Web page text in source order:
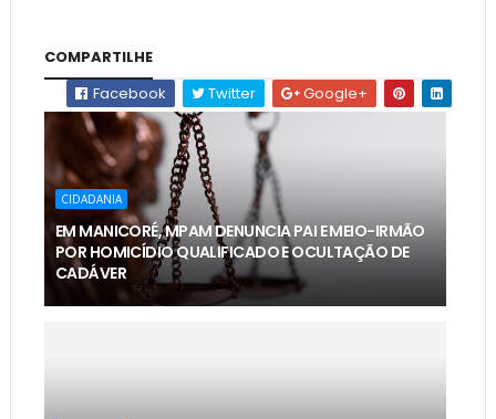
COMPARTILHE
Facebook
Twitter Google+
CIDADANIA
EM MANICORÉ, MPAM DENUNCIA PAI E MEIO-IRMÃO
POR HOMICÍDIO QUALIFICADO E OCULTAÇÃO DE
CADÁVER